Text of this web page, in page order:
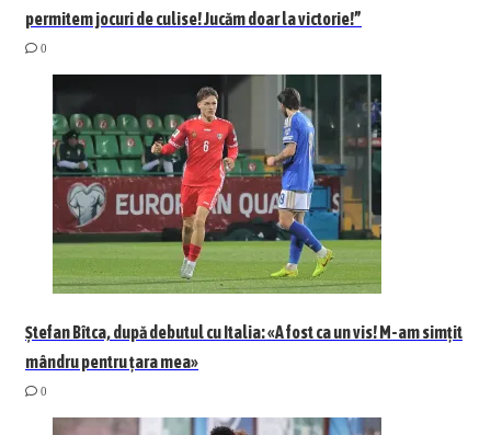
permitem jocuri de culise! Jucăm doar la victorie!”
0
Ștefan Bîtca, după debutul cu Italia: «A fost ca un vis! M-am simțit
mândru pentru țara mea»
0